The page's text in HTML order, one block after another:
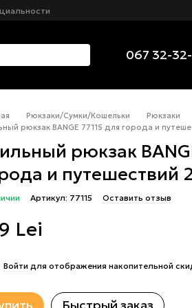
067 32-
Рюкзаки/Сумки/Кошельки
Pюкзаки
рюкзак BANGE 77115 для города и
рюкзак
и путешествий
Артикул: 77115 Оставить отзыв
Lei
Войти для отображения накопительной